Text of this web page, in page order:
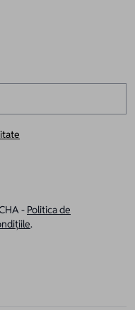
- Politica de
.